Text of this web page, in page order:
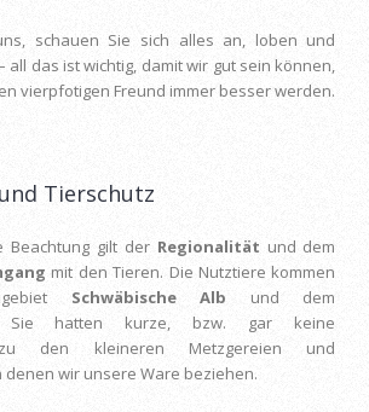
schauen Sie sich alles an, loben und
all das ist wichtig, damit wir gut sein können,
vierpfotigen Freund immer besser werden.
Tierschutz
Beachtung gilt der Regionalität und dem
mit den Tieren. Die Nutztiere kommen
Schwäbische Alb und dem
hatten kurze, bzw. gar keine
zu den kleineren Metzgereien und
denen wir unsere Ware beziehen.